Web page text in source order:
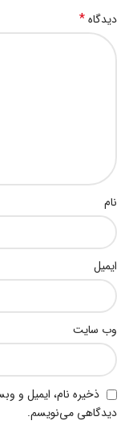
دیدگاه*
نام
ایمیل
وب‌ سایت
ذخیره نام، ایمیل و
دیدگاهی می‌نویسم.